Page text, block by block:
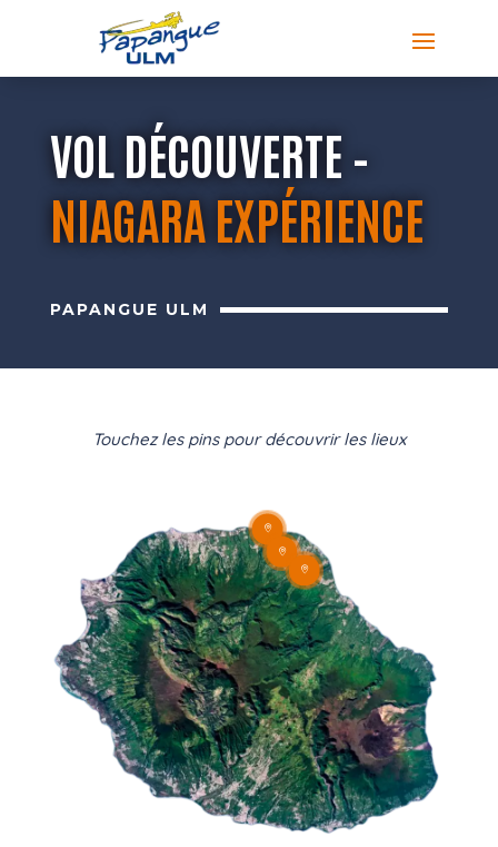
VOL DÉCOUVERTE –
NIAGARA EXPÉRIENCE
PAPANGUE ULM
Touchez les pins pour découvrir les lieux


